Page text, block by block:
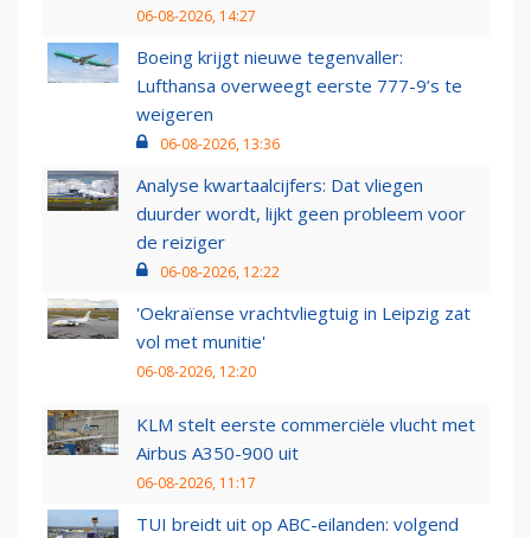
06-08-2026, 14:27
Boeing krijgt nieuwe tegenvaller:
Lufthansa overweegt eerste 777-9’s te
weigeren
06-08-2026, 13:36
Analyse kwartaalcijfers: Dat vliegen
duurder wordt, lijkt geen probleem voor
de reiziger
06-08-2026, 12:22
'Oekraïense vrachtvliegtuig in Leipzig zat
vol met munitie'
06-08-2026, 12:20
KLM stelt eerste commerciële vlucht met
Airbus A350-900 uit
06-08-2026, 11:17
TUI breidt uit op ABC-eilanden: volgend